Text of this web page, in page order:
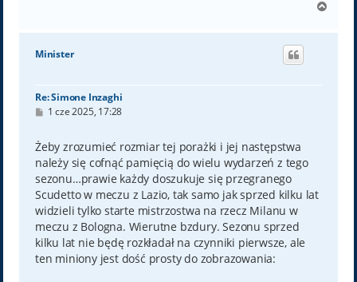
g
Minister
Re: Simone Inzaghi
P
t
1 cze 2025, 17:28
Żeby zrozumieć rozmiar tej porażki i jej następstwa
należy się cofnąć pamięcią do wielu wydarzeń z tego
sezonu…prawie każdy doszukuje się przegranego
Scudetto w meczu z Lazio, tak samo jak sprzed kilku lat
widzieli tylko starte mistrzostwa na rzecz Milanu w
meczu z Bologna. Wierutne bzdury. Sezonu sprzed
kilku lat nie będę rozkładał na czynniki pierwsze, ale
ten miniony jest dość prosty do zobrazowania: